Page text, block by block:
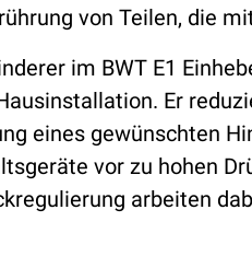
von Teilen, die
im BWT E1
Er
eines gewünschten
vor zu hohen
arbeiten